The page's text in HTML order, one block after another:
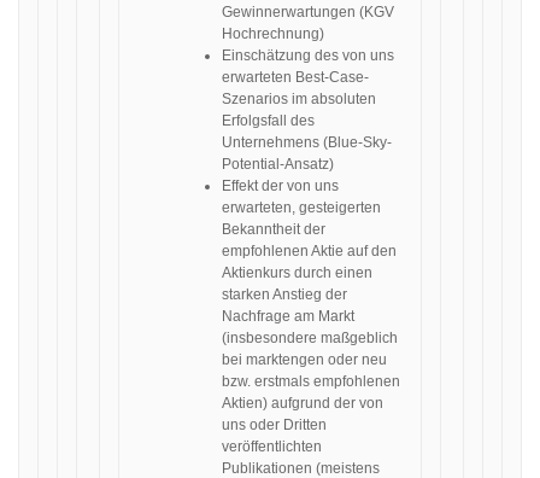
Gewinnerwartungen (KGV
Hochrechnung)
Einschätzung des von uns
erwarteten Best-Case-
Szenarios im absoluten
Erfolgsfall des
Unternehmens (Blue-Sky-
Potential-Ansatz)
Effekt der von uns
erwarteten, gesteigerten
Bekanntheit der
empfohlenen Aktie auf den
Aktienkurs durch einen
starken Anstieg der
Nachfrage am Markt
(insbesondere maßgeblich
bei marktengen oder neu
bzw. erstmals empfohlenen
Aktien) aufgrund der von
uns oder Dritten
veröffentlichten
Publikationen (meistens